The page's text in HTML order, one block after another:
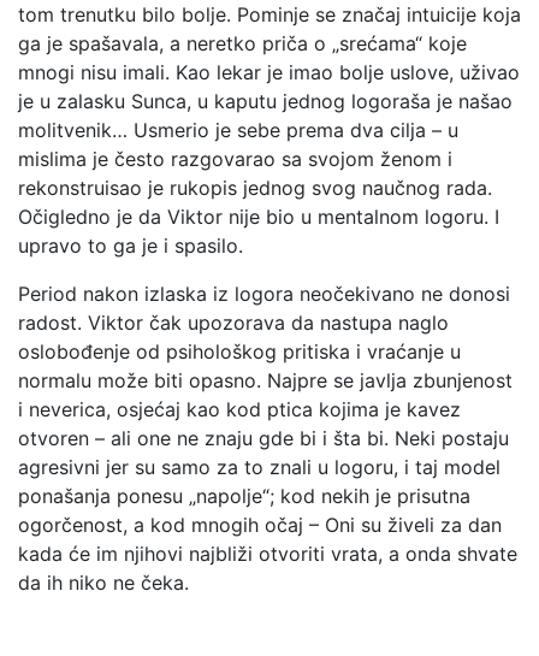
tom trenutku bilo bolje. Pominje se značaj intuicije koja
ga je spašavala, a neretko priča o „srećama“ koje
mnogi nisu imali. Kao lekar je imao bolje uslove, uživao
je u zalasku Sunca, u kaputu jednog logoraša je našao
molitvenik… Usmerio je sebe prema dva cilja – u
mislima je često razgovarao sa svojom ženom i
rekonstruisao je rukopis jednog svog naučnog rada.
Očigledno je da Viktor nije bio u mentalnom logoru. I
upravo to ga je i spasilo.
Period nakon izlaska iz logora neočekivano ne donosi
radost. Viktor čak upozorava da nastupa naglo
oslobođenje od psihološkog pritiska i vraćanje u
normalu može biti opasno. Najpre se javlja zbunjenost
i neverica, osjećaj kao kod ptica kojima je kavez
otvoren – ali one ne znaju gde bi i šta bi. Neki postaju
agresivni jer su samo za to znali u logoru, i taj model
ponašanja ponesu „napolje“; kod nekih je prisutna
ogorčenost, a kod mnogih očaj – Oni su živeli za dan
kada će im njihovi najbliži otvoriti vrata, a onda shvate
da ih niko ne čeka.